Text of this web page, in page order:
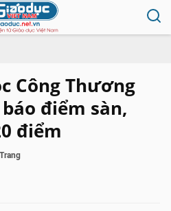
Công Thương
điểm sàn,
điểm